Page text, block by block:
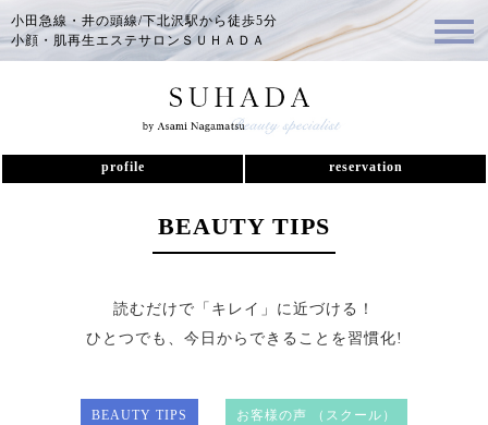
小田急線・井の頭線/下北沢駅から徒歩5分
小顔・肌再生エステサロンＳＵＨＡＤＡ
profile reservation
BEAUTY TIPS
読むだけで「キレイ」に近づける！
ひとつでも、今日からできることを習慣化!
BEAUTY TIPS お客様の声 （スクール）